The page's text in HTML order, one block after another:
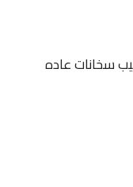
سخانات عاده